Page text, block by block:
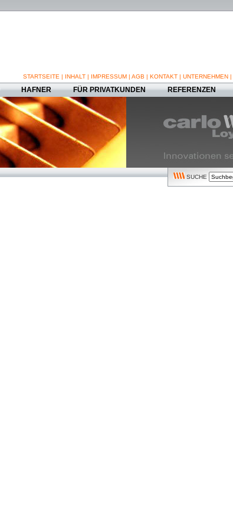
STARTSEITE | INHALT | IMPRESSUM | AGB | KONTAKT | UNTERNEHMEN |
HAFNER FÜR PRIVATKUNDEN REFERENZEN
SUCHE